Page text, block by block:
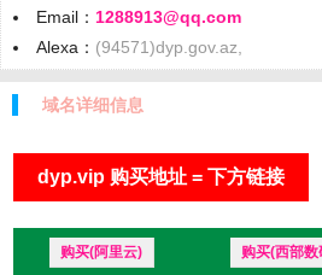
Email： 1288913@qq.com
Alexa： (94571)dyp.gov.az,
域名详细信息
dyp.vip 购买地址 = 下方链接
购买(阿里云) 购买(西部数